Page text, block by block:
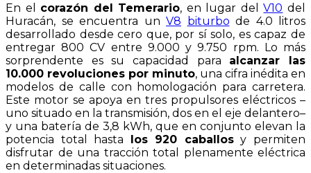
En el corazón del Temerario, en lugar delV10 del
Huracán, se encuentra un V8 biturbo de 4.0 litros
desarrollado desde cero que, por sí solo, es capaz de
entregar 800 CV entre 9.000 y 9.750 rpm. Lo más
sorprendente es su capacidad para alcanzar las
10.000 revoluciones por minuto, una cifra inédita en
modelos de calle con homologación para carretera.
Este motor se apoya en tres propulsores eléctricos –
uno situado en la transmisión, dos en el eje delantero–
y una batería de 3,8 kWh, que en conjunto elevan la
potencia total hasta los 920 caballosy permiten
disfrutar de una tracción total plenamente eléctrica
en determinadas situaciones.